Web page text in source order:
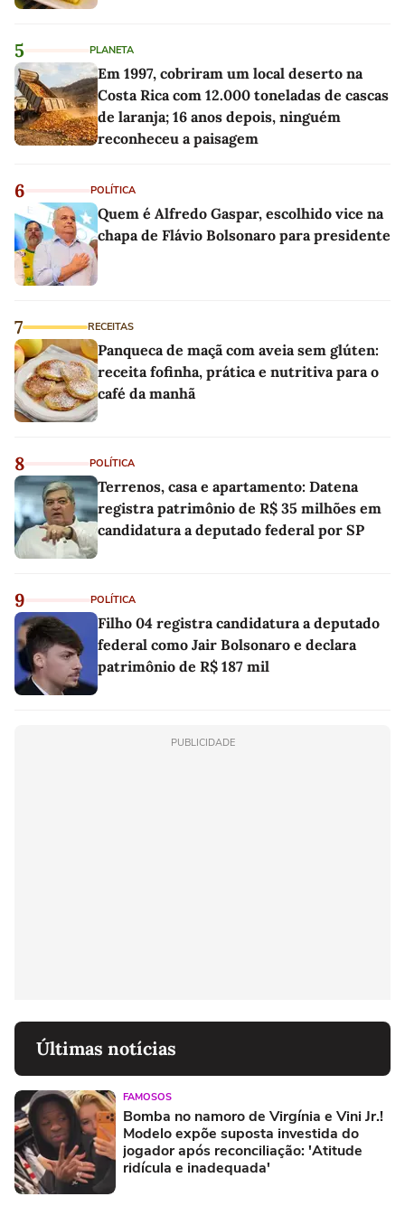
5 PLANETA
Em 1997, cobriram um local deserto na
Costa Rica com 12.000 toneladas de cascas
de laranja; 16 anos depois, ninguém
reconheceu a paisagem
6 POLÍTICA
Quem é Alfredo Gaspar, escolhido vice na
chapa de Flávio Bolsonaro para presidente
7 RECEITAS
Panqueca de maçã com aveia sem glúten:
receita fofinha, prática e nutritiva para o
café da manhã
8 POLÍTICA
Terrenos, casa e apartamento: Datena
registra patrimônio de R$ 35 milhões em
candidatura a deputado federal por SP
9 POLÍTICA
Filho 04 registra candidatura a deputado
federal como Jair Bolsonaro e declara
patrimônio de R$ 187 mil
PUBLICIDADE
Últimas notícias
FAMOSOS
Bomba no namoro de Virgínia e Vini Jr.!
Modelo expõe suposta investida do
jogador após reconciliação: 'Atitude
ridícula e inadequada'